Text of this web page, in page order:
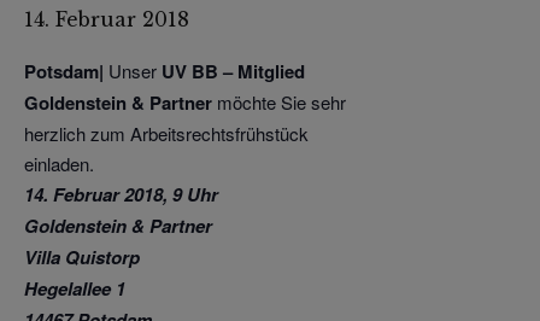
14. Februar 2018
Potsdam| Unser UV BB – Mitglied
Goldenstein & Partner möchte Sie sehr
herzlich zum Arbeitsrechtsfrühstück
einladen.
14. Februar 2018, 9 Uhr
Goldenstein & Partner
Villa Quistorp
Hegelallee 1